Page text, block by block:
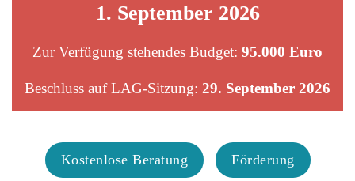
1. September 2026
Zur Verfügung stehendes Budget: 95.000 Euro
Beschluss auf LAG-Sitzung: 29. September 2026
Kostenlose Beratung Förderung